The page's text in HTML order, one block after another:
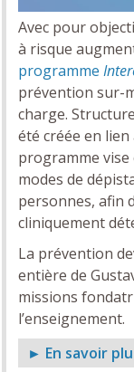
Avec pour
à risque
programme
prévention sur-
charge.
été créée en lien
programme
modes de
personnes, afin
cliniquement
La prévention
entière de
missions
l’enseignement.
► En savoir